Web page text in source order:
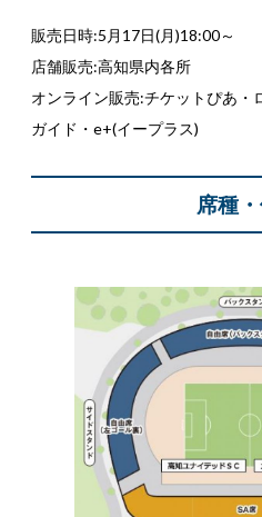
販売日時:5月17日(月)18:00～
店舗販売:高知県内各所
オンライン販売:チケットぴあ・
ガイド・e+(イープラス)
席種